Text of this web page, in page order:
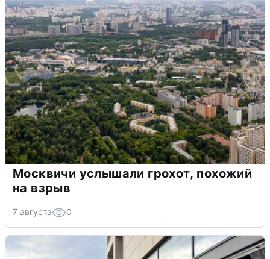
Москвичи услышали грохот, похожий
на взрыв
7 августа 0